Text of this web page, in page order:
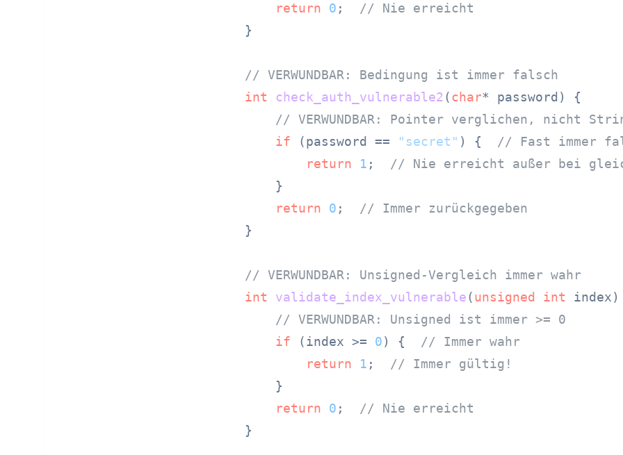
return
0 ; // Nie erreicht
}
// VERWUNDBAR: Bedingung ist immer falsch
int
check_auth_vulnerable2(char* password)
{
// VERWUNDBAR: Pointer verglichen, nicht
if (password == "secret" ) { // Fast immer
return
1 ; // Nie erreicht außer bei
    }
return
0 ; // Immer zurückgegeben
}
// VERWUNDBAR: Unsigned-Vergleich immer wahr
int
validate_index_vulnerable(unsigned int index)
// VERWUNDBAR: Unsigned ist immer >= 0
if (index >= 0) { // Immer wahr
return
1 ; // Immer gültig!
    }
return
0 ; // Nie erreicht
}